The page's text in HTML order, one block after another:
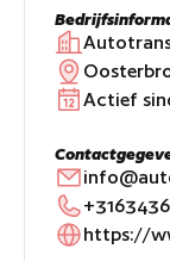
Actief
https://